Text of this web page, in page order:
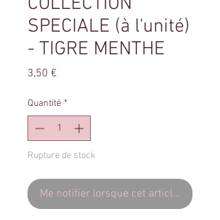
SPECIALE (à l'unité)
- TIGRE MENTHE
3,50 €
Quantité *
Rupture de stock
Me notifier lorsque cet article est